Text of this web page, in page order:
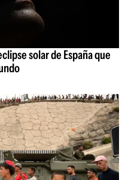
solar de España que